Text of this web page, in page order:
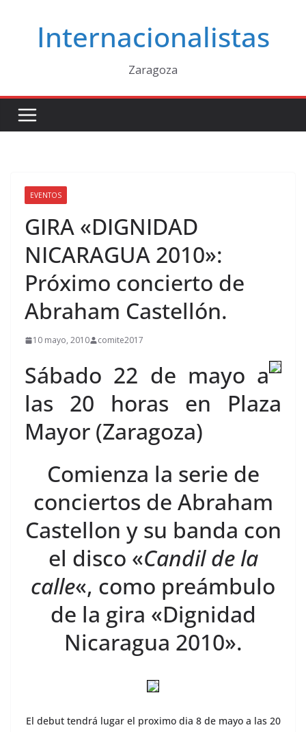
contenidoInternacionalistas
Zaragoza
EVENTOS
GIRA «DIGNIDAD
NICARAGUA 2010»:
Próximo concierto de
Abraham Castellón.
10 mayo, 2010 comite2017
Sábado 22 de mayo a
las 20 horas en Plaza
Mayor (Zaragoza)
Comienza la serie de
conciertos de Abraham
Castellon y su banda con
el disco «Candil de la
calle«, como preámbulo
de la gira «Dignidad
Nicaragua 2010».
El debut tendrá lugar el proximo dia 8 de mayo a las 20